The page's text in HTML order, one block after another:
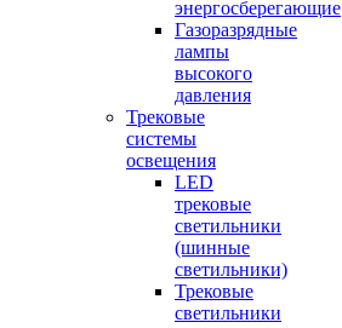
энергосберегающие
Газоразрядные
лампы
высокого
давления
Трековые
системы
освещения
LED
трековые
светильники
(шинные
светильники)
Трековые
светильники